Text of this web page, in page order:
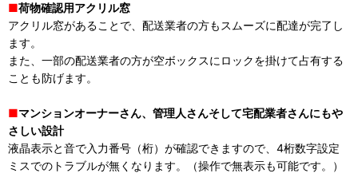
■荷物確認用アクリル窓
アクリル窓があることで、配送業者の方もスムーズに配達が完了し
ます。
また、一部の配送業者の方が空ボックスにロックを掛けて占有する
ことも防げます。
■マンションオーナーさん、管理人さんそして宅配業者さんにもや
さしい設計
液晶表示と音で入力番号（桁）が確認できますので、4桁数字設定
ミスでのトラブルが無くなります。（操作で無表示も可能です。）